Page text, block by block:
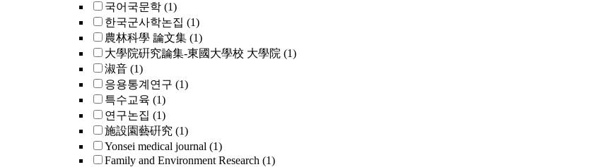
국어국문학 (1)
한국군사학논집 (1)
農林科學 論文集 (1)
大學院硏究論集-東國大學校 大學院 (1)
淑音 (1)
응용통계연구 (1)
특수교육 (1)
연구논집 (1)
施設園藝硏究 (1)
Yonsei medical journal (1)
Family and Environment Research (1)